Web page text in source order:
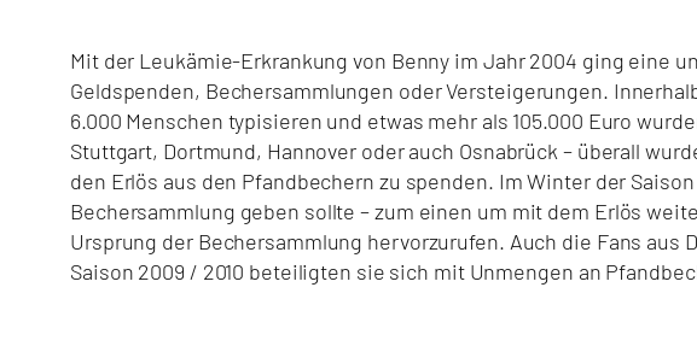
Mit der Leukämie-Erkrankung von Benny im Jahr 2004 ging eine
Geldspenden, Bechersammlungen oder Versteigerungen.
6.000 Menschen typisieren und etwas mehr als 105.000 Euro
Stuttgart, Dortmund, Hannover oder auch Osnabrück – überall
den Erlös aus den Pfandbechern zu spenden. Im Winter der
Bechersammlung geben sollte – zum einen um mit dem Erlös
Ursprung der Bechersammlung hervorzurufen. Auch die Fans
Saison 2009 / 2010 beteiligten sie sich mit Unmengen an